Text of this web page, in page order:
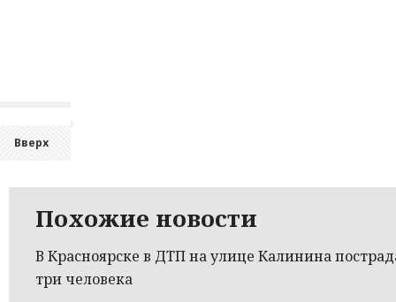
Вверх
Похожие новости
В Красноярске в ДТП на улице Калинина
три человека